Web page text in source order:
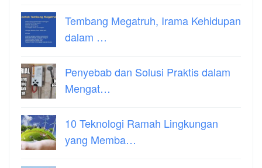
Tembang Megatruh, Irama Kehidupan
dalam …
Penyebab dan Solusi Praktis dalam
Mengat…
10 Teknologi Ramah Lingkungan
yang Memba…